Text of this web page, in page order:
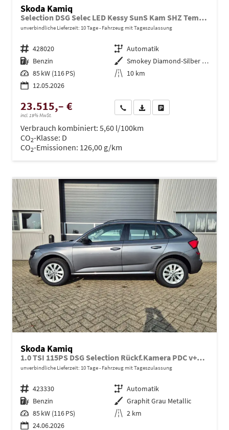
Skoda Kamiq
Selection DSG Selec LED Kessy SunS Kam SHZ Temp PDC
unverbindliche Lieferzeit: 10 Tage Fahrzeug mit Tageszulassung
Fahrzeugnr. 428020 Getriebe Automatik
Kraftstoff Benzin Außenfarbe
Smokey Diamond-Silber Metallic /
Leistung 85 kW (116 PS) Kilometerstand 10 km
12.05.2026
23.515,– €
incl. 19% MwSt.
Wir rufen Sie anPDF-Datei, Fahrzeugexposé
Verbrauch kombiniert: 5,60 l/100km
CO2-Klasse: D
CO2-Emissionen: 126,00 g/km
Skoda Kamiq
1.0 TSI 115PS DSG Selection Rückf.Kamera PDC v+h Sitzheizung Klimaautomatik Skoda-Radio Apple CarPlay + Android Auto Tempomat Garantieverlängerung 16"LM
unverbindliche Lieferzeit: 10 Tage Fahrzeug mit Tageszulassung
Fahrzeugnr. 423330 Getriebe Automatik
Kraftstoff Benzin Außenfarbe Graphit Grau Metallic
Leistung 85 kW (116 PS) Kilometerstand 2 km
24.06.2026